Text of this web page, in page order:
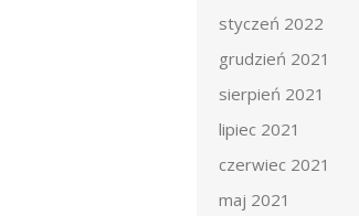
styczeń 2022
grudzień 2021
sierpień 2021
lipiec 2021
czerwiec 2021
maj 2021